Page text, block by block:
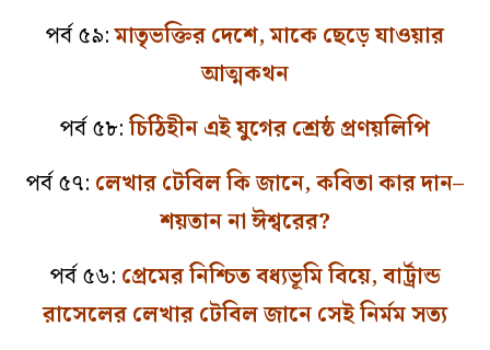
পর্ব ৫৯:মাতৃভক্তির দেশে, মাকে ছেড়ে যাওয়ার
আত্মকথন
পর্ব ৫৮:চিঠিহীন এই যুগের শ্রেষ্ঠ প্রণয়লিপি
পর্ব ৫৭: লেখার টেবিল কি জানে, কবিতা কার দান–
শয়তান না ঈশ্বরের?
পর্ব ৫৬: প্রেমের নিশ্চিত বধ্যভূমি বিয়ে, বার্ট্রান্ড
রাসেলের লেখার টেবিল জানে সেই নির্মম সত্য